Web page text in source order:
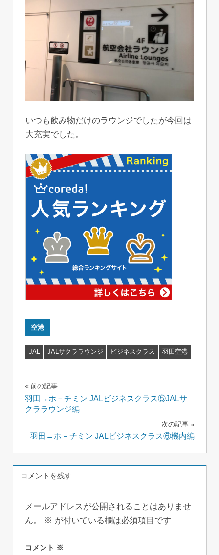
いつも飲み物だけのラウンジでしたが今回は
大充実でした。
空港
JAL JALサクララウンジ ビジネスクラス 羽田空港
投
稿
ゲ
ー
シ
ョ
ン
前の記事
羽田→ホ－チミン JALビジネスクラス⑤JALサ
クララウンジ編
次の記事
羽田→ホ－チミン JALビジネスクラス⑥機内編
コメントを残す
メールアドレスが公開されることはありませ
ん。
※ が付いている欄は必須項目です
コメント ※